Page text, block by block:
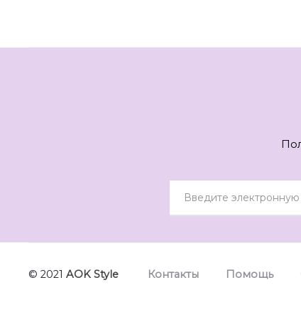
© 2021 AOK Style Контакты Помощь